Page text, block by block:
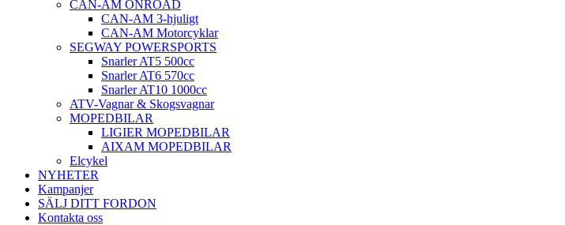
CAN-AM ONROAD
CAN-AM 3-hjuligt
CAN-AM Motorcyklar
SEGWAY POWERSPORTS
Snarler AT5 500cc
Snarler AT6 570cc
Snarler AT10 1000cc
ATV-Vagnar & Skogsvagnar
MOPEDBILAR
LIGIER MOPEDBILAR
AIXAM MOPEDBILAR
Elcykel
NYHETER
Kampanjer
SÄLJ DITT FORDON
Kontakta oss